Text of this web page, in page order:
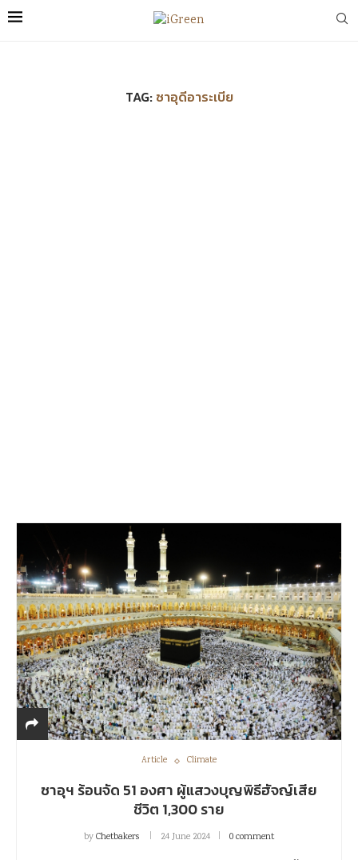
TAG: ซาอุดีอาระเบีย
Article Climate
ซาอุฯ ร้อนจัด 51 องศา ผู้แสวงบุญพิธีฮัจญ์เสีย
ชีวิต 1,300 ราย
byChetbakers 24 June 2024 0 comment